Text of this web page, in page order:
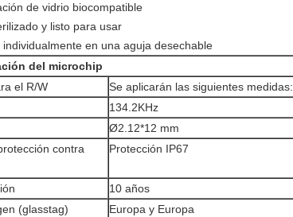
de vidrio biocompatible
y listo para usar
individualmente en una aguja desechable
del microchip
el R/W
Se aplicarán las siguientes medidas:
134.2KHz
Ø2.12*12 mm
contra
Protección IP67
10 años
(glasstag)
Europa y Europa